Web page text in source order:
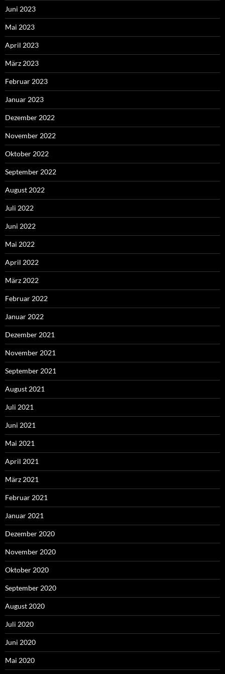
Juni 2023
Mai 2023
April 2023
März 2023
Februar 2023
Januar 2023
Dezember 2022
November 2022
Oktober 2022
September 2022
August 2022
Juli 2022
Juni 2022
Mai 2022
April 2022
März 2022
Februar 2022
Januar 2022
Dezember 2021
November 2021
September 2021
August 2021
Juli 2021
Juni 2021
Mai 2021
April 2021
März 2021
Februar 2021
Januar 2021
Dezember 2020
November 2020
Oktober 2020
September 2020
August 2020
Juli 2020
Juni 2020
Mai 2020